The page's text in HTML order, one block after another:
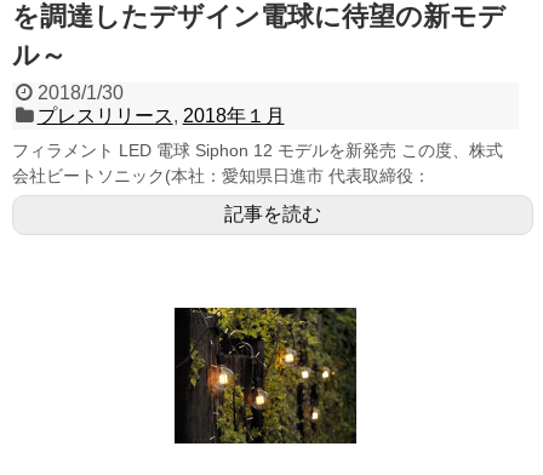
を調達したデザイン電球に待望の新モデ
ル～
2018/1/30
プレスリリース, 2018年１月
フィラメント LED 電球 Siphon 12 モデルを新発売 この度、株式
会社ビートソニック(本社：愛知県日進市 代表取締役：
記事を読む